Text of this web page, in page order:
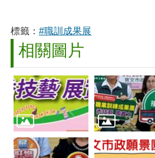
標籤： #職訓成果展
相關圖片